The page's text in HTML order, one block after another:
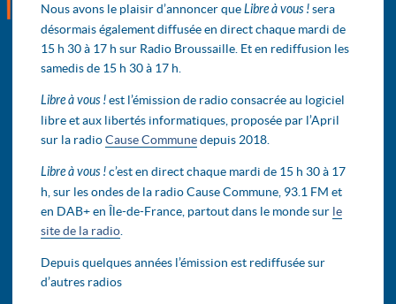
Nous avons le plaisir d’annoncer queLibre à vous !sera
désormais également diffusée en direct chaque mardi de
15 h 30 à 17 h sur Radio Broussaille. Et en rediffusion les
samedis de 15 h 30 à 17 h.
Libre à vous !est l’émission de radio consacrée au logiciel
libre et aux libertés informatiques, proposée par l’April
sur la radioCause Communedepuis 2018.
Libre à vous !c’est en direct chaque mardi de 15 h 30 à 17
h, sur les ondes de la radio Cause Commune, 93.1 FM et
en DAB+ en Île-de-France, partout dans le monde sur le
site de la radio
Depuis quelques années l’émission est rediffusée sur
d’autres radios